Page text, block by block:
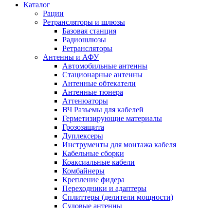
Каталог
Рации
Ретрансляторы и шлюзы
Базовая станция
Радиошлюзы
Ретрансляторы
Антенны и АФУ
Автомобильные антенны
Стационарные антенны
Антенные обтекатели
Антенные тюнера
Аттенюаторы
ВЧ Разъемы для кабелей
Герметизирующие материалы
Грозозащита
Дуплексеры
Инструменты для монтажа кабеля
Кабельные сборки
Коаксиальные кабели
Комбайнеры
Крепление фидера
Переходники и адаптеры
Сплиттеры (делители мощности)
Судовые антенны